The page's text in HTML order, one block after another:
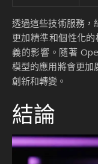
透過這些技術服務，
更加精準和個性化
義的影響。隨著
模型的應用將會更加
創新和轉變。
結論